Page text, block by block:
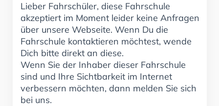
Lieber Fahrschüler, diese Fahrschule
akzeptiert im Moment leider keine Anfragen
über unsere Webseite. Wenn Du die
Fahrschule kontaktieren möchtest, wende
Dich bitte direkt an diese.
Wenn Sie der Inhaber dieser Fahrschule
sind und Ihre Sichtbarkeit im Internet
verbessern möchten, dann melden Sie sich
bei uns.